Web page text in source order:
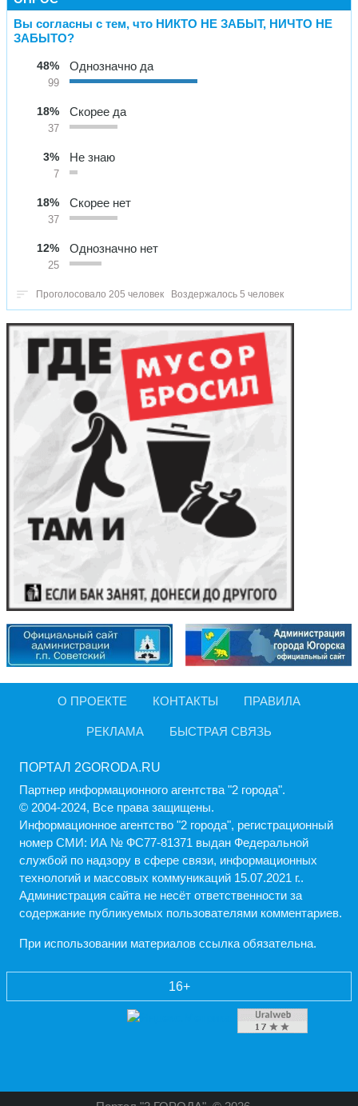
Вы согласны с тем, что НИКТО НЕ ЗАБЫТ, НИЧТО НЕ
ЗАБЫТО?
48%
99
Однозначно да
18%
37
Скорее да
3%
7
Не знаю
18%
37
Скорее нет
12%
25
Однозначно нет
Проголосовало 205 человек Воздержалось 5 человек
О ПРОЕКТЕ КОНТАКТЫ ПРАВИЛА
РЕКЛАМА БЫСТРАЯ СВЯЗЬ
ПОРТАЛ 2GORODA.RU
Партнер информационного агентства "2 города".
© 2004-2024, Все права защищены.
Информационное агентство "2 города", регистрационный
номер СМИ: ИА № ФС77-81371 выдан Федеральной
службой по надзору в сфере связи, информационных
технологий и массовых коммуникаций 15.07.2021 г..
Администрация cайта не несёт ответственности за
содержание публикуемых пользователями комментариев.
При использовании материалов ссылка обязательна.
16+